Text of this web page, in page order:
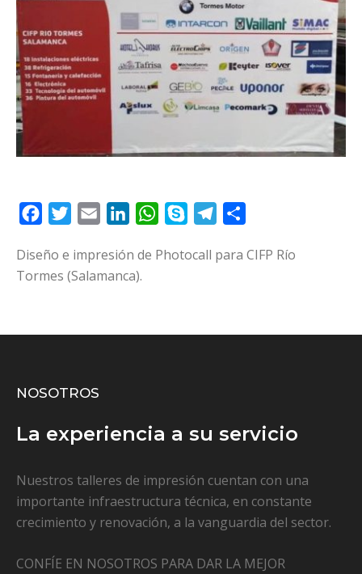
FacebookTwitterEmail LinkedInWhatsApp
Skype Telegram
Diseño e impresión de Photocall para CIFP Río
Tormes (Salamanca).
NOSOTROS
La experiencia a su servicio
Nuestros talleres de impresión cuentan con una
importante infraestructura técnica, en constante
crecimiento y renovación, a la vanguardia del sector.
CONFÍE EN NOSOTROS PARA DAR LA MEJOR